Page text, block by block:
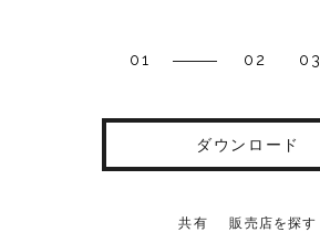
01 02 03
ダウンロード
共有 販売店を探す